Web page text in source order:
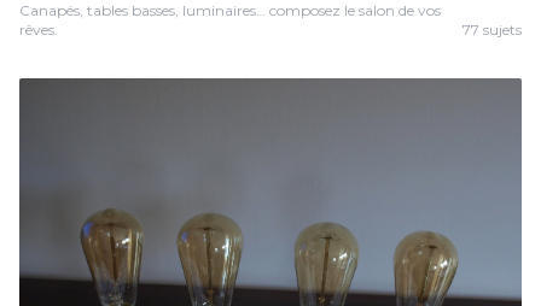
Canapés, tables basses, luminaires… composez le salon de vos
rêves.
77 sujets